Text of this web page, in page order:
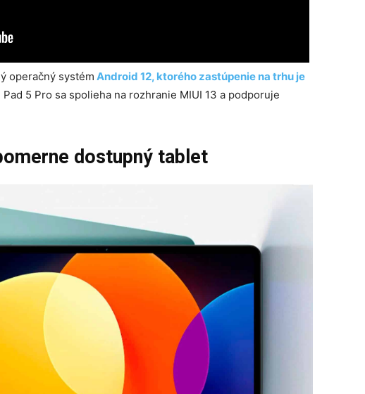
operačný systém Android 12, ktorého zastúpenie na trhu je
Pad 5 Pro sa spolieha na rozhranie MIUI 13 a podporuje
dostupný tablet